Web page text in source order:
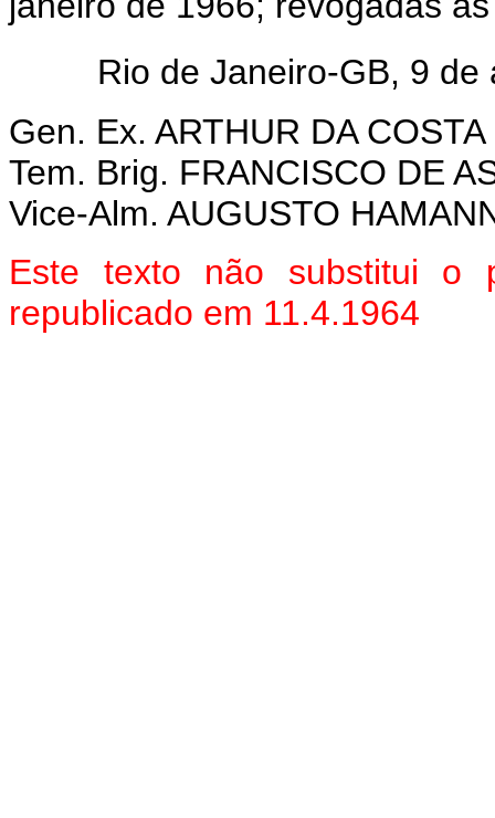
Rio de Janeiro-GB, 9 de
Gen. Ex. ARTHUR DA
Tem. Brig. FRANCISCO DE
Vice-Alm. AUGUSTO
Este texto não substitui o
republicado em 11.4.1964